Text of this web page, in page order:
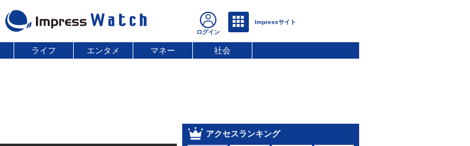
ライフ エンタメ マネー 社会
アクセスランキング